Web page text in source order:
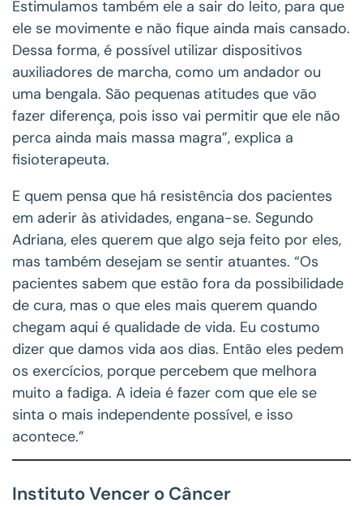
Estimulamos também ele a sair do leito, para que
ele se movimente e não fique ainda mais cansado.
Dessa forma, é possível utilizar dispositivos
auxiliadores de marcha, como um andador ou
uma bengala. São pequenas atitudes que vão
fazer diferença, pois isso vai permitir que ele não
perca ainda mais massa magra”, explica a
fisioterapeuta.
E quem pensa que há resistência dos pacientes
em aderir às atividades, engana-se. Segundo
Adriana, eles querem que algo seja feito por eles,
mas também desejam se sentir atuantes. “Os
pacientes sabem que estão fora da possibilidade
de cura, mas o que eles mais querem quando
chegam aqui é qualidade de vida. Eu costumo
dizer que damos vida aos dias. Então eles pedem
os exercícios, porque percebem que melhora
muito a fadiga. A ideia é fazer com que ele se
sinta o mais independente possível, e isso
acontece.”
Instituto Vencer o Câncer